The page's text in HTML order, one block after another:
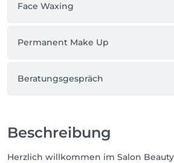
Face Waxing
Permanent Make Up
Beratungsgespräch
Beschreibung
Herzlich willkommen im Salon